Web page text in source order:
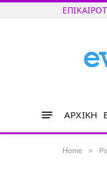
ΑΡΧΙΚΉ
Home »